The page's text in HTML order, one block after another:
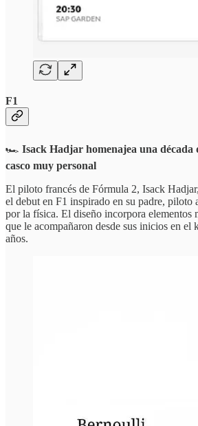
F1
🏎️ Isack Hadjar homenajea una década
casco muy personal
El piloto francés de Fórmula 2, Isack
el debut en F1 inspirado en su padre, piloto
por la física. El diseño incorpora elementos
que le acompañaron desde sus inicios en el
años.